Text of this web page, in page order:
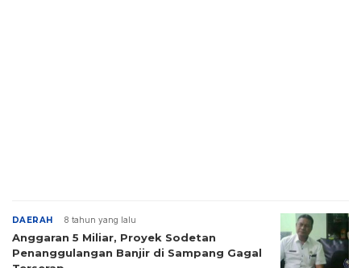
DAERAH 8 tahun yang lalu
Anggaran 5 Miliar, Proyek Sodetan
Penanggulangan Banjir di Sampang Gagal